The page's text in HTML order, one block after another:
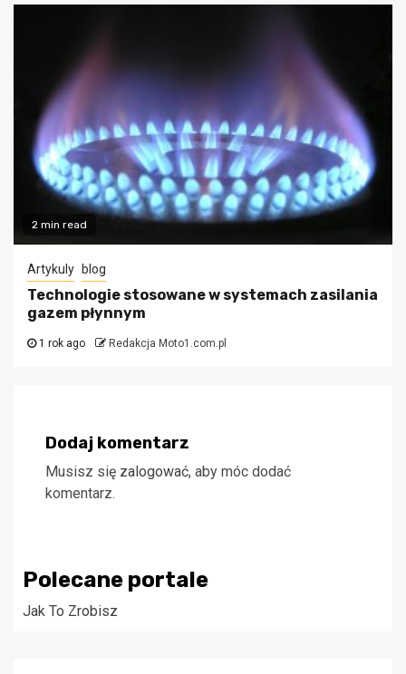
2 min read
Artykuly blog
Technologie stosowane w systemach zasilania
gazem płynnym
1 rok ago Redakcja Moto1.com.pl
Dodaj komentarz
Musisz się zalogować, aby móc dodać
komentarz.
Polecane portale
Jak To Zrobisz